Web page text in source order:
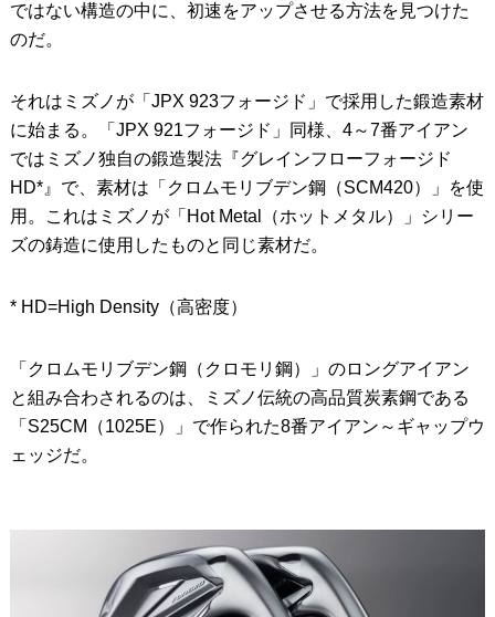
ではない構造の中に、初速をアップさせる方法を見つけた
のだ。
それはミズノが「JPX 923フォージド」で採用した鍛造素材
に始まる。「JPX 921フォージド」同様、4～7番アイアン
ではミズノ独自の鍛造製法『グレインフローフォージド
HD*』で、素材は「クロムモリブデン鋼（SCM420）」を使
用。これはミズノが「Hot Metal（ホットメタル）」シリー
ズの鋳造に使用したものと同じ素材だ。
* HD=High Density（高密度）
「クロムモリブデン鋼（クロモリ鋼）」のロングアイアン
と組み合わされるのは、ミズノ伝統の高品質炭素鋼である
「S25CM（1025E）」で作られた8番アイアン～ギャップウ
ェッジだ。